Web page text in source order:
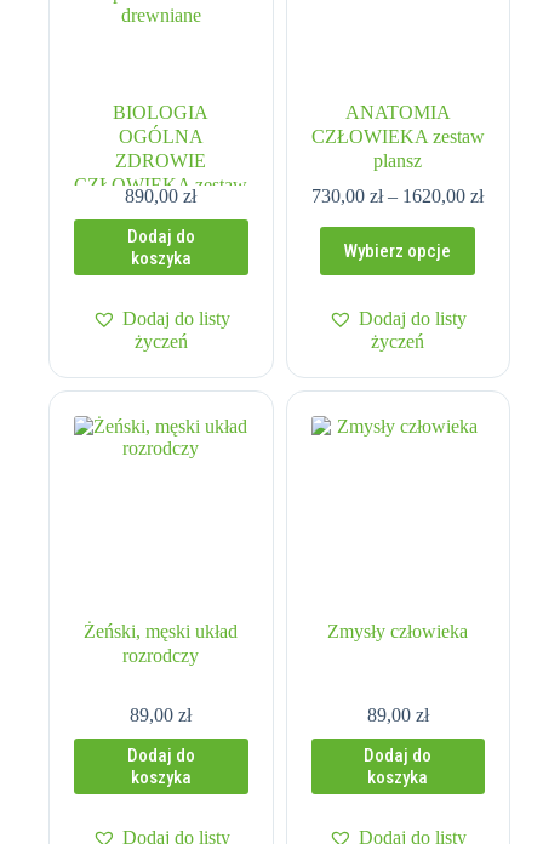
BIOLOGIA
OGÓLNA
ZDROWIE
CZŁOWIEKA zestaw
plansz wałki
drewniane
890,00zł
Dodaj do
koszyka
Dodaj do listy
życzeń
ANATOMIA
CZŁOWIEKA zestaw
plansz
730,00zł – 1620,00złZakres
Wybierz opcje
produkt
ma
wariantów.
Opcje
wybrać
stronie
Dodaj do listy
życzeń
Żeński, męski układ
rozrodczy
89,00zł
Dodaj do
koszyka
Dodaj do listy
Zmysły człowieka
89,00 zł
Dodaj do
koszyka
Dodaj do listy